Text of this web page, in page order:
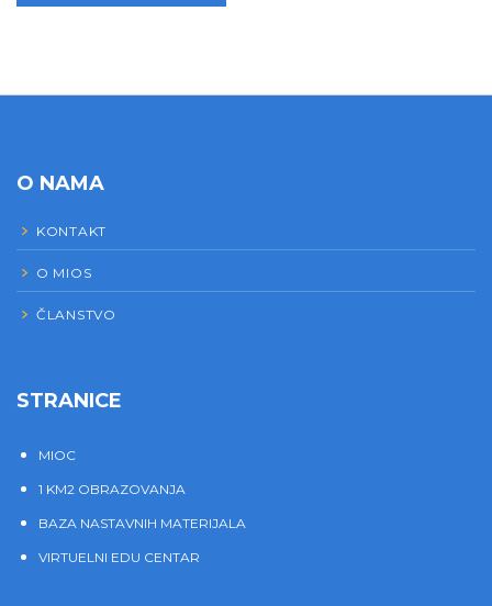
O NAMA
KONTAKT
O MIOS
ČLANSTVO
STRANICE
MIOC
1 KM2 OBRAZOVANJA
BAZA NASTAVNIH MATERIJALA
VIRTUELNI EDU CENTAR